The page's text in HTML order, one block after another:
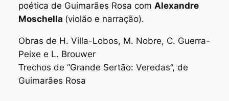
poética de Guimarães Rosa com Alexandre
Moschella (violão e narração).
Obras de H. Villa-Lobos, M. Nobre, C. Guerra-
Peixe e L. Brouwer
Trechos de “Grande Sertão: Veredas”, de
Guimarães Rosa